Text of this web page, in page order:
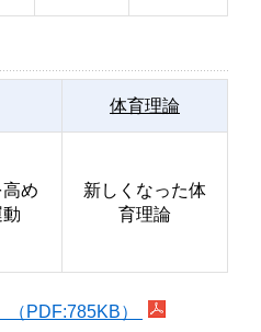
体育理論
め
動
新しくなった体
育理論
PDF:785KB）